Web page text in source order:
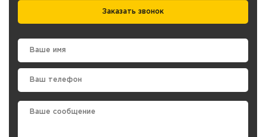
Заказать звонок